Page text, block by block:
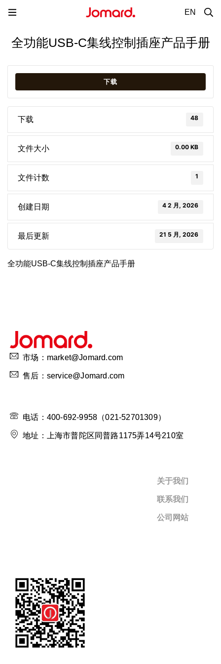
EN
全功能USB-C集线控制插座产品手册
下载
下载 48
文件大小 0.00 KB
文件计数 1
创建日期 4 2 月, 2026
最后更新 21 5 月, 2026
全功能USB-C集线控制插座产品手册
市场：market@Jomard.com
售后：service@Jomard.com
电话：400-692-9958（021-52701309）
地址：上海市普陀区同普路1175弄14号210室
关于我们
联系我们
公司网站